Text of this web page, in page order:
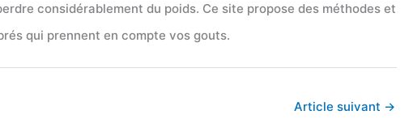
considérablement du poids. Ce site propose des méthodes et
qui prennent en compte vos gouts.
Article suivant →